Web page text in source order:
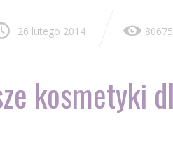
26 lutego 2014 80675
kosmetyki